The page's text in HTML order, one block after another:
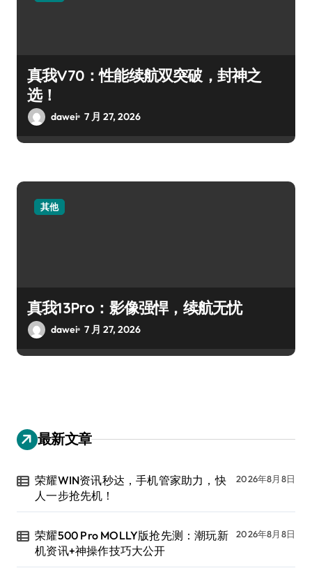
真我V70：性能续航双突破，封神之
选！
dawei 7 月 27, 2026
其他
真我13Pro：影像强悍，续航无忧
dawei 7 月 27, 2026
最新文章
荣耀WIN资讯秒达，手机管家助力，快
人一步抢先机！
2026年8月8日
荣耀500 Pro MOLLY版抢先测：潮玩新
机资讯+神操作技巧大公开
2026年8月8日